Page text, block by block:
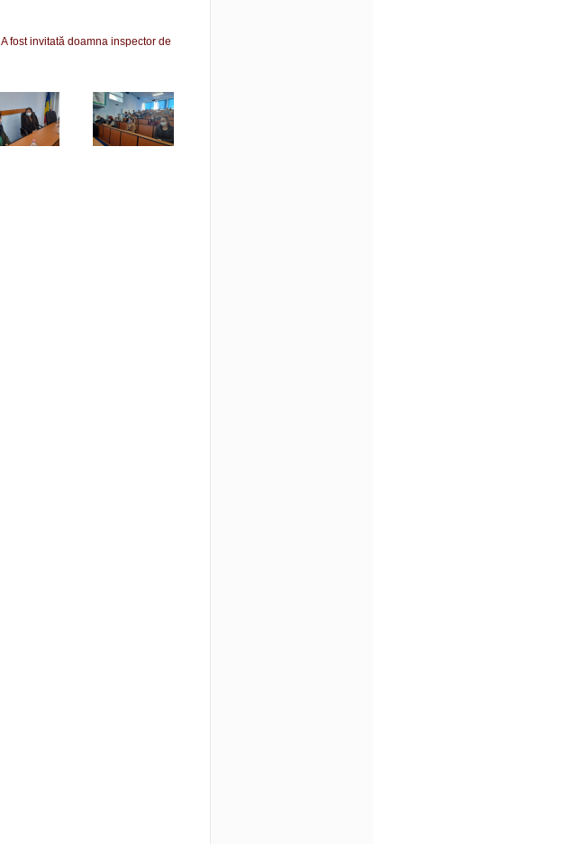
A fost invitată doamna inspector de